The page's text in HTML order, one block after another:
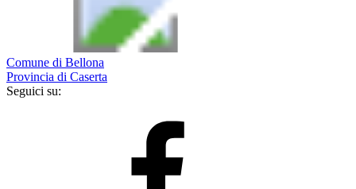
Comune di Bellona
Provincia di Caserta
Seguici su: